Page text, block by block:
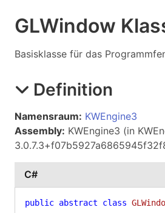
GLWindow
Basisklasse für das
Definition
Namensraum: KWEngine3
Assembly: KWEngine3 (in
C#
public abstract class